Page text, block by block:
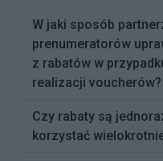
W jaki sposób
prenumeratorów
z rabatów w
realizacji voucherów?
Czy rabaty są
korzystać